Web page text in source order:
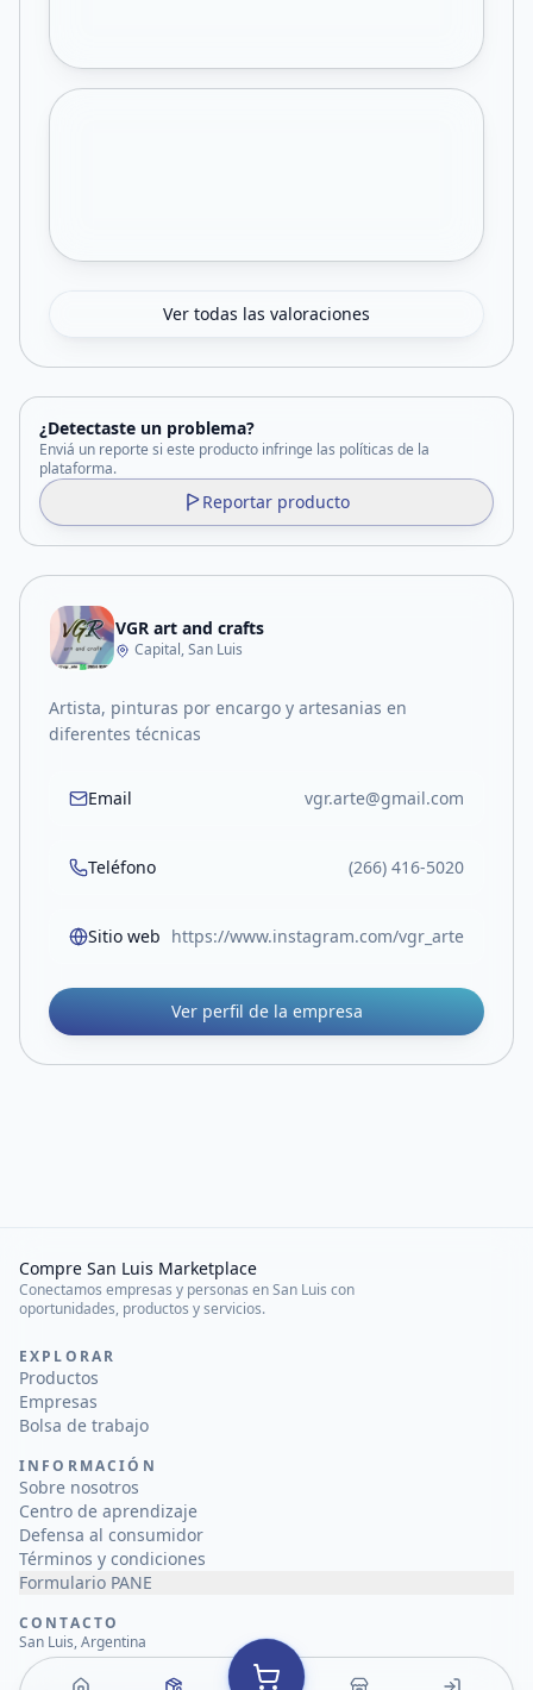
Ver todas las valoraciones
¿Detectaste un problema?
Enviá un reporte si este producto infringe las políticas de la
plataforma.
Reportar producto
VGR art and crafts
Capital, San Luis
Artista, pinturas por encargo y artesanias en
diferentes técnicas
Email vgr.arte@gmail.com
Teléfono (266) 416-5020
Sitio web https://www.instagram.com/vgr_arte
Ver perfil de la empresa
Compre San Luis Marketplace
Conectamos empresas y personas en San Luis con
oportunidades, productos y servicios.
EXPLORAR
Productos
Empresas
Bolsa de trabajo
INFORMACIÓN
Sobre nosotros
Centro de aprendizaje
Defensa al consumidor
Términos y condiciones
Formulario PANE
CONTACTO
San Luis, Argentina